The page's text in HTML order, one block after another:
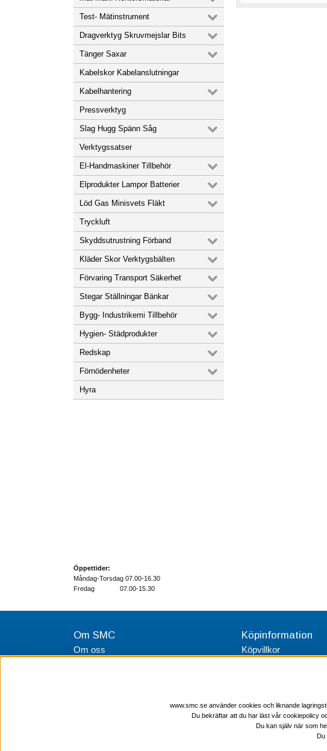
Test- Mätinstrument
Dragverktyg Skruvmejslar Bits
Tänger Saxar
Kabelskor Kabelanslutningar
Kabelhantering
Pressverktyg
Slag Hugg Spänn Såg
Verktygssatser
El-Handmaskiner Tillbehör
Elprodukter Lampor Batterier
Löd Gas Minisvets Fläkt
Tryckluft
Skyddsutrustning Förband
Kläder Skor Verktygsbälten
Förvaring Transport Säkerhet
Stegar Ställningar Bänkar
Bygg- Industrikemi Tillbehör
Hygien- Städprodukter
Redskap
Förnödenheter
Hyra
Öppettider:
Måndag-Torsdag 07.00-16.30
Fredag 07.00-15.30
Om SMC
Om oss
Köpinformation
Köpvillkor
Integritetspolicy
www.smc.se använder cookies och liknande
Du bekräftar att du har läst vår cookiepolicy
Du kan själv när som
Du